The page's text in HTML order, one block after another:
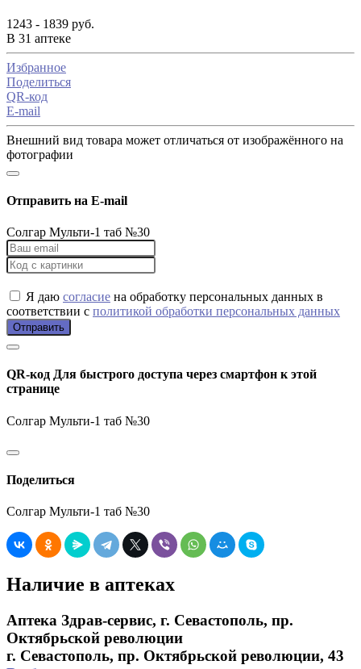
1243 - 1839 руб.
В 31 аптеке
Избранное
Поделиться
QR-код
E-mail
Внешний вид товара может отличаться от изображённого на
фотографии
Отправить на E-mail
Солгар Мульти-1 таб №30
Я даю согласие на обработку персональных данных в
соответствии с политикой обработки персональных данных
Отправить
QR-код Для быстрого доступа через смартфон к этой
странице
Солгар Мульти-1 таб №30
Поделиться
Солгар Мульти-1 таб №30
Наличие в аптеках
Аптека Здрав-сервис, г. Севастополь, пр.
Октябрьской революции
г. Севастополь, пр. Октябрьской революции, 43